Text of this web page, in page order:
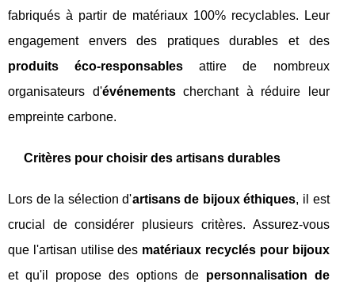
fabriqués à partir de matériaux 100% recyclables. Leur
engagement envers des pratiques durables et des
produits éco-responsables attire de nombreux
organisateurs d'événementscherchant à réduire leur
empreinte carbone.
Critères pour choisir des artisans durables
Lors de la sélection d'artisans de bijoux éthiques, il est
crucial de considérer plusieurs critères. Assurez-vous
que l'artisan utilise des matériaux recyclés pour bijoux
et qu'il propose des options de personnalisation de